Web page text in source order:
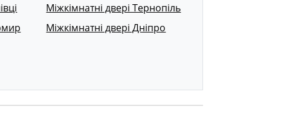
Міжкімнатні двері Тернопіль
Міжкімнатні двері Дніпро